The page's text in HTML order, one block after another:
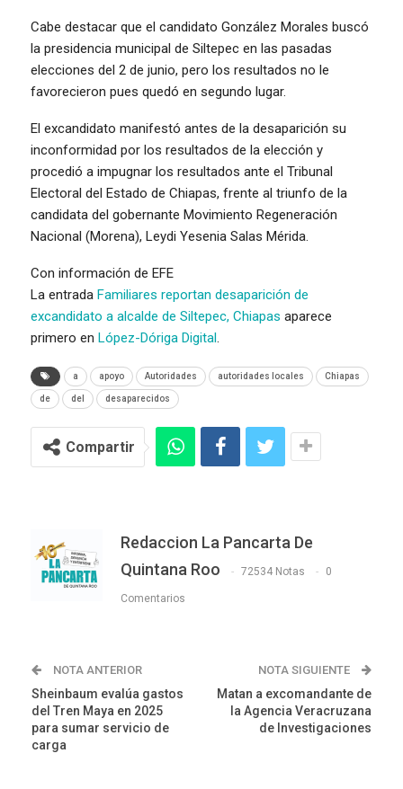
Cabe destacar que el candidato González Morales buscó
la presidencia municipal de Siltepec en las pasadas
elecciones del 2 de junio, pero los resultados no le
favorecieron pues quedó en segundo lugar.
El excandidato manifestó antes de la desaparición su
inconformidad por los resultados de la elección y
procedió a impugnar los resultados ante el Tribunal
Electoral del Estado de Chiapas, frente al triunfo de la
candidata del gobernante Movimiento Regeneración
Nacional (Morena), Leydi Yesenia Salas Mérida.
Con información de EFE
La entrada Familiares reportan desaparición de
excandidato a alcalde de Siltepec, Chiapas aparece
primero en López-Dóriga Digital.
a apoyo Autoridades autoridades locales Chiapas
de del desaparecidos
Compartir
Redaccion La Pancarta De
Quintana Roo
72534 Notas 0
Comentarios
NOTA ANTERIOR
Sheinbaum evalúa gastos
del Tren Maya en 2025
para sumar servicio de
carga
NOTA SIGUIENTE
Matan a excomandante de
la Agencia Veracruzana
de Investigaciones